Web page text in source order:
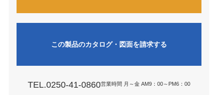
この製品のカタログ・図面を請求する
TEL.0250-41-0860営業時間 月～金 AM9：00～PM6：00